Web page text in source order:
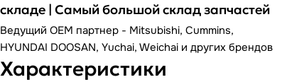
складе | Самый большой склад запчастей
Ведущий OEM партнер - Mitsubishi, Cummins,
HYUNDAI DOOSAN, Yuchai, Weichai и других брендов
Характеристики